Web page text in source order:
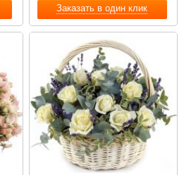
Заказать в один клик